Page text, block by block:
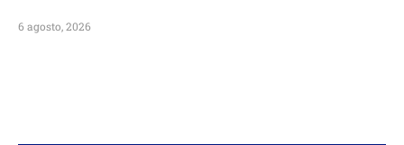
6 agosto, 2026